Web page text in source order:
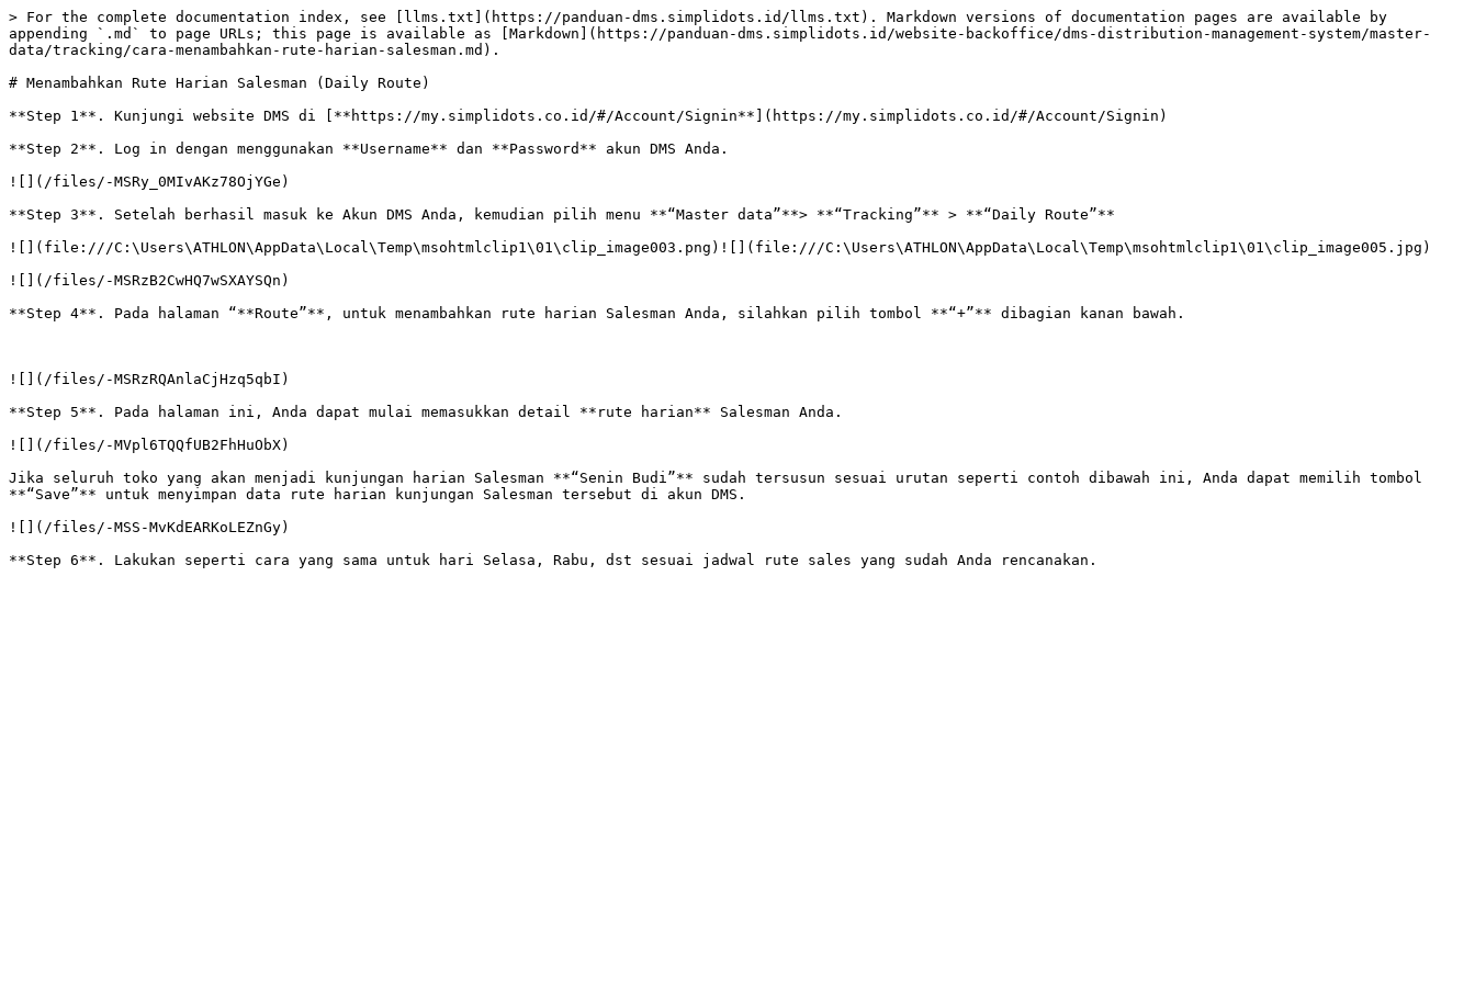
> For the complete documentation index, see [llms.txt](https://panduan-dms.simplidots.id/llms.txt). Markdown versions of documentation pages are available by
appending `.md` to page URLs; this page is available as [Markdown](https://panduan-dms.simplidots.id/website-backoffice/dms-distribution-management-system/master-
data/tracking/cara-menambahkan-rute-harian-salesman.md).
# Menambahkan Rute Harian Salesman (Daily Route)
**Step 1**. Kunjungi website DMS di [**https://my.simplidots.co.id/#/Account/Signin**](https://my.simplidots.co.id/#/Account/Signin)
**Step 2**. Log in dengan menggunakan **Username** dan **Password** akun DMS Anda.
![](/files/-MSRy_0MIvAKz78OjYGe)
**Step 3**. Setelah berhasil masuk ke Akun DMS Anda, kemudian pilih menu **“Master data”**> **“Tracking”** > **“Daily Route”**
![](file:///C:\Users\ATHLON\AppData\Local\Temp\msohtmlclip1\01\clip_image003.png)![](file:///C:\Users\ATHLON\AppData\Local\Temp\msohtmlclip1\01\clip_image005.jpg)
![](/files/-MSRzB2CwHQ7wSXAYSQn)
**Step 4**. Pada halaman “**Route”**, untuk menambahkan rute harian Salesman Anda, silahkan pilih tombol **“+”** dibagian kanan bawah.
![](/files/-MSRzRQAnlaCjHzq5qbI)
**Step 5**. Pada halaman ini, Anda dapat mulai memasukkan detail **rute harian** Salesman Anda.
![](/files/-MVpl6TQQfUB2FhHuObX)
Jika seluruh toko yang akan menjadi kunjungan harian Salesman **“Senin Budi”** sudah tersusun sesuai urutan seperti contoh dibawah ini, Anda dapat memilih tombol
**“Save”** untuk menyimpan data rute harian kunjungan Salesman tersebut di akun DMS.
![](/files/-MSS-MvKdEARKoLEZnGy)